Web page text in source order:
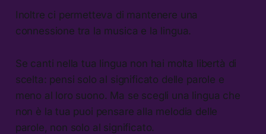
Inoltre ci permetteva di mantenere una
connessione tra la musica e la lingua.
Se canti nella tua lingua non hai molta libertà di
scelta: pensi solo al significato delle parole e
meno al loro suono. Ma se scegli una lingua che
non è la tua puoi pensare alla melodia delle
parole, non solo al significato.